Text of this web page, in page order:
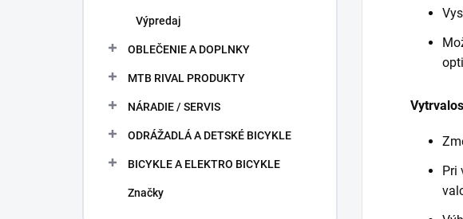
Výpredaj
OBLEČENIE A DOPLNKY
MTB RIVAL PRODUKTY
NÁRADIE / SERVIS
ODRÁŽADLÁ A DETSKÉ BICYKLE
BICYKLE A ELEKTRO BICYKLE
Značky
Pri